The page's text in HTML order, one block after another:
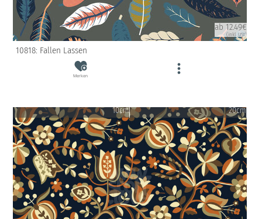
ab 12.49€
(inkl. USt)
10818: Fallen Lassen
Merken
10cm 20cm